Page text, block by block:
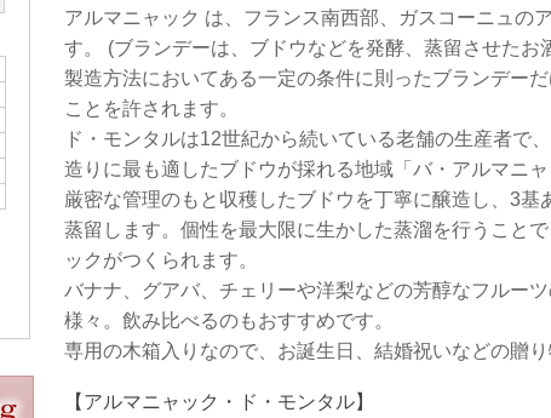
アルマニャック は、フランス南西部、ガスコーニュの
す。 (ブランデーは、ブドウなどを発酵、蒸留させたお
製造方法においてある一定の条件に則ったブランデー
ことを許されます。
ド・モンタルは12世紀から続いている老舗の生産者で
造りに最も適したブドウが採れる地域「バ・アルマニャ
厳密な管理のもと収穫したブドウを丁寧に醸造し、3
蒸留します。個性を最大限に生かした蒸溜を行うこと
ックがつくられます。
バナナ、グアバ、チェリーや洋梨などの芳醇なフルー
様々。飲み比べるのもおすすめです。
専用の木箱入りなので、お誕生日、結婚祝いなどの贈
【アルマニャック・ド・モンタル】